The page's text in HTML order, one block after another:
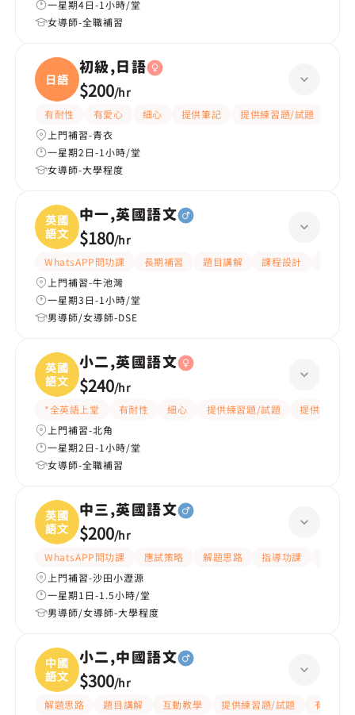
一星期4日-1小時/堂
女導師-全職補習
日語
初級,日語
$200/hr
有耐性 有愛心 細心 提供筆記 提供練習題/試題
上門補習-青衣
一星期2日-1小時/堂
女導師-大學程度
英國
語文
中一,英國語文
$180/hr
WhatsAPP問功課 長期補習 題目講解 課程設計
上門補習-牛池灣
一星期3日-1小時/堂
男導師/女導師-DSE
英國
語文
小二,英國語文
$240/hr
*全英語上堂 有耐性 細心 提供練習題/試題
提供筆記
上門補習-北角
一星期2日-1小時/堂
女導師-全職補習
英國
語文
中三,英國語文
$200/hr
WhatsAPP問功課 應試策略 解題思路 指導功課
上門補習-沙田小瀝源
一星期1日-1.5小時/堂
男導師/女導師-大學程度
中國
語文
小二,中國語文
$300/hr
解題思路 題目講解 互動教學 提供練習題/試題
有愛心